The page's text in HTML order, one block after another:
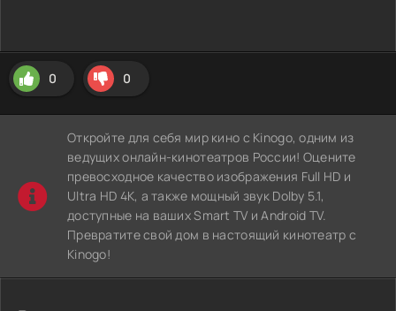
0 0
Откройте для себя мир кино с Kinogo, одним из
ведущих онлайн-кинотеатров России! Оцените
превосходное качество изображения Full HD и
Ultra HD 4K, а также мощный звук Dolby 5.1,
доступные на ваших Smart TV и Android TV.
Превратите свой дом в настоящий кинотеатр с
Kinogo!